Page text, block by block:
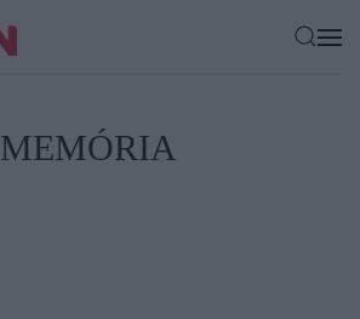
MEMÓRIA